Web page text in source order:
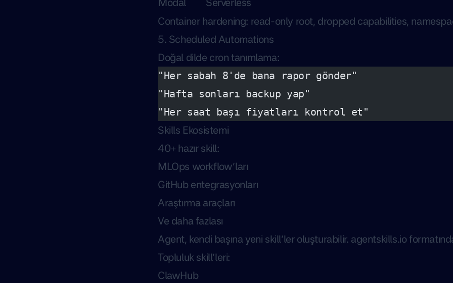
Container hardening: read-only root, dropped capabilities,
5. Scheduled Automations
Doğal dilde cron tanımlama:
"Her sabah 8'de bana rapor gönder"
"Hafta sonları backup yap"
"Her saat başı fiyatları kontrol et"
Skills Ekosistemi
40+ hazır skill:
MLOps workflow’ları
GitHub entegrasyonları
Araştırma araçları
Ve daha fazlası
Agent, kendi başına yeni skill’ler oluşturabilir. agentskills.io
Topluluk skill’leri:
ClawHub